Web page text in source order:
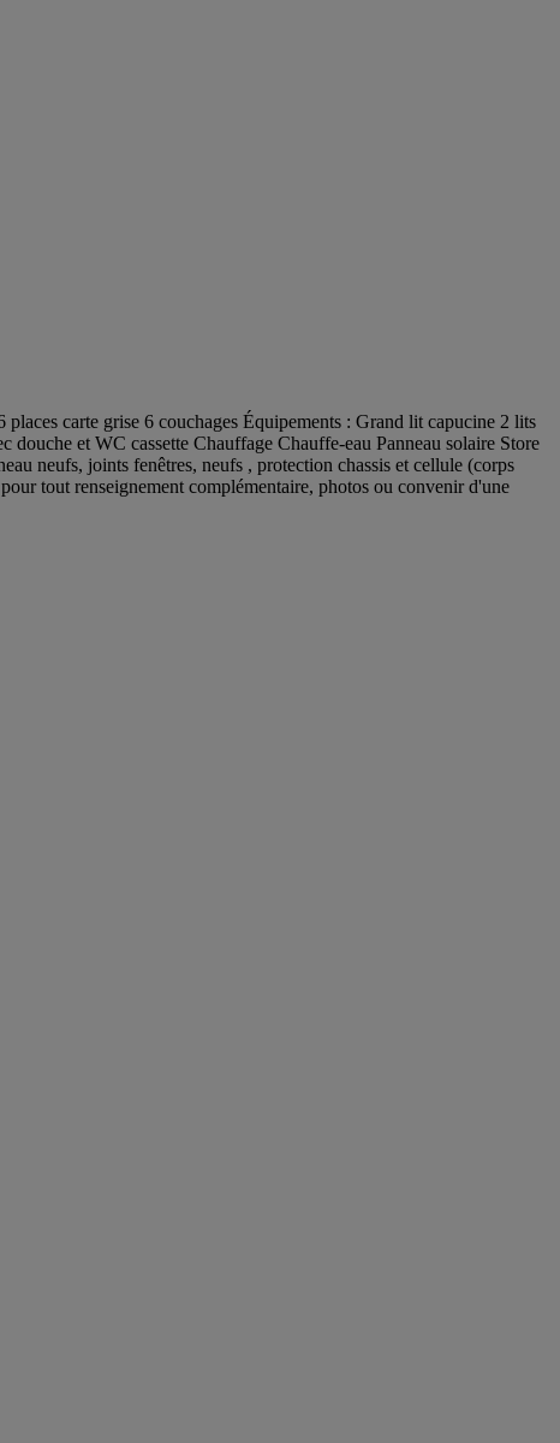
carte grise 6 couchages Équipements : Grand lit capucine 2 lits
et WC cassette Chauffage Chauffe-eau Panneau solaire Store
neufs, joints fenêtres, neufs , protection chassis et cellule (corps
tout renseignement complémentaire, photos ou convenir d'une